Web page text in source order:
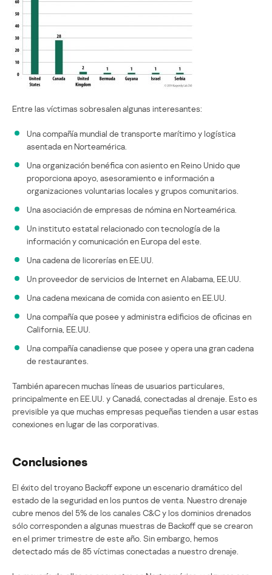
Entre las víctimas sobresalen algunas interesantes:
Una compañía mundial de transporte marítimo y logística
asentada en Norteamérica.
Una organización benéfica con asiento en Reino Unido que
proporciona apoyo, asesoramiento e información a
organizaciones voluntarias locales y grupos comunitarios.
Una asociación de empresas de nómina en Norteamérica.
Un instituto estatal relacionado con tecnología de la
información y comunicación en Europa del este.
Una cadena de licorerías en EE.UU.
Un proveedor de servicios de Internet en Alabama, EE.UU.
Una cadena mexicana de comida con asiento en EE.UU.
Una compañía que posee y administra edificios de oficinas en
California, EE.UU.
Una compañía canadiense que posee y opera una gran cadena
de restaurantes.
También aparecen muchas líneas de usuarios particulares,
principalmente en EE.UU. y Canadá, conectadas al drenaje. Esto es
previsible ya que muchas empresas pequeñas tienden a usar estas
conexiones en lugar de las corporativas.
Conclusiones
El éxito del troyano Backoff expone un escenario dramático del
estado de la seguridad en los puntos de venta. Nuestro drenaje
cubre menos del 5% de los canales C&C y los dominios drenados
sólo corresponden a algunas muestras de Backoff que se crearon
en el primer trimestre de este año. Sin embargo, hemos
detectado más de 85 víctimas conectadas a nuestro drenaje.